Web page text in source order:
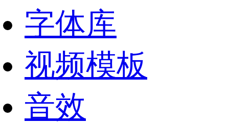
字体库
视频模板
音效